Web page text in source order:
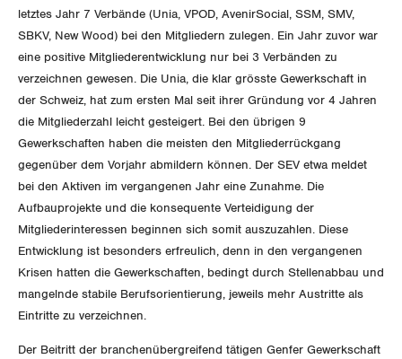
SERVICE
Bestellformular
DER SGB
WIR ÜBER UNS
GREMIEN
ZENTRALSEKRETARIAT
KANTONALE BÜNDE
ANGESCHLOSSENE VERBÄNDE
Medien
Publikationen
Artikel
Medienmitteilungen
Blog
Der Europa-Blog
Kontakt
letztes Jahr 7 Verbände (Unia, VPOD, AvenirSocial, SSM, SMV,
SBKV, New Wood) bei den Mitgliedern zulegen. Ein Jahr zuvor war
eine positive Mitgliederentwicklung nur bei 3 Verbänden zu
verzeichnen gewesen. Die Unia, die klar grösste Gewerkschaft in
der Schweiz, hat zum ersten Mal seit ihrer Gründung vor 4 Jahren
die Mitgliederzahl leicht gesteigert. Bei den übrigen 9
Gewerkschaften haben die meisten den Mitgliederrückgang
gegenüber dem Vorjahr abmildern können. Der SEV etwa meldet
bei den Aktiven im vergangenen Jahr eine Zunahme. Die
Aufbauprojekte und die konsequente Verteidigung der
Mitgliederinteressen beginnen sich somit auszuzahlen. Diese
Entwicklung ist besonders erfreulich, denn in den vergangenen
Krisen hatten die Gewerkschaften, bedingt durch Stellenabbau und
mangelnde stabile Berufsorientierung, jeweils mehr Austritte als
Eintritte zu verzeichnen.
Der Beitritt der branchenübergreifend tätigen Genfer Gewerkschaft